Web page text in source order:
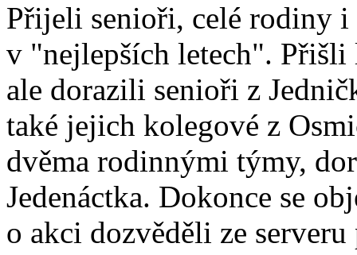
Přijeli senioři, celé rodiny i
v "nejlepších letech". Přišli
ale dorazili senioři z
také jejich kolegové z
dvěma rodinnými týmy,
Jedenáctka. Dokonce se
o akci dozvěděli ze